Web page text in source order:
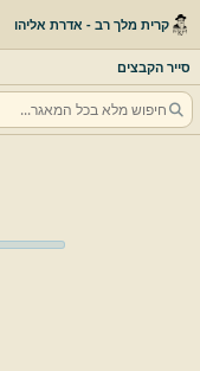
קרית מלך רב - אדרת אליהו
סייר הקבצים